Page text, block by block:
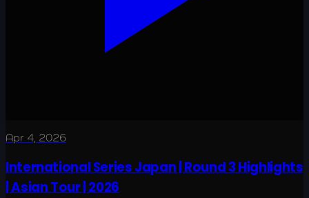
Apr 4, 2026
International Series Japan | Round 3 Highlights
| Asian Tour | 2026